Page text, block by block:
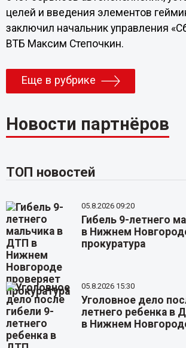
целей и введения элементов
заключил начальник управления
ВТБ Максим Степочкин.
Еще в рубрике
Новости партнёров
ТОП новостей
05.8.2026 09:20
Гибель 9-летнего
в Нижнем
прокуратура
05.8.2026 15:30
Уголовное дело
летнего ребенка в
в Нижнем